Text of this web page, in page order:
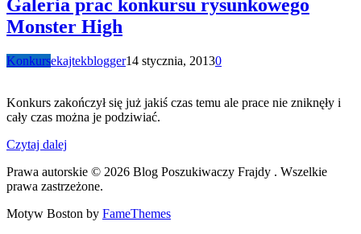
Galeria prac konkursu rysunkowego
Monster High
Konkursekajtekblogger14 stycznia, 20130
Konkurs zakończył się już jakiś czas temu ale prace nie zniknęły i
cały czas można je podziwiać.
Czytaj dalej
Prawa autorskie © 2026 Blog Poszukiwaczy Frajdy . Wszelkie
prawa zastrzeżone.
Motyw Boston by FameThemes